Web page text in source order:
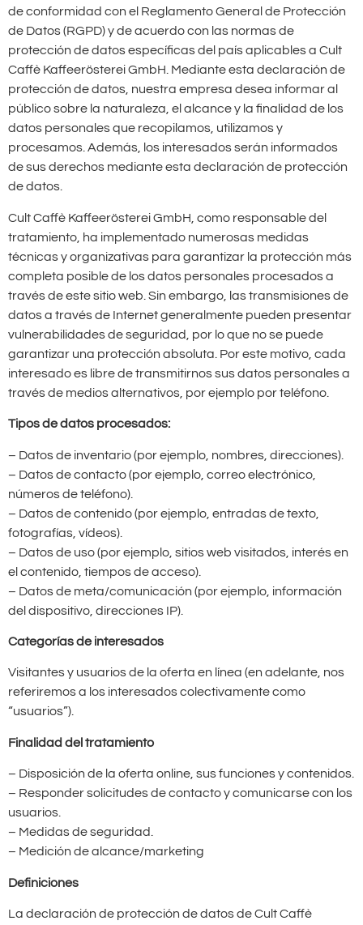
de conformidad con el Reglamento General de Protección
de Datos (RGPD) y de acuerdo con las normas de
protección de datos específicas del país aplicables a Cult
Caffè Kaffeerösterei GmbH. Mediante esta declaración de
protección de datos, nuestra empresa desea informar al
público sobre la naturaleza, el alcance y la finalidad de los
datos personales que recopilamos, utilizamos y
procesamos. Además, los interesados serán informados
de sus derechos mediante esta declaración de protección
de datos.
Cult Caffè Kaffeerösterei GmbH, como responsable del
tratamiento, ha implementado numerosas medidas
técnicas y organizativas para garantizar la protección más
completa posible de los datos personales procesados a
través de este sitio web. Sin embargo, las transmisiones de
datos a través de Internet generalmente pueden presentar
vulnerabilidades de seguridad, por lo que no se puede
garantizar una protección absoluta. Por este motivo, cada
interesado es libre de transmitirnos sus datos personales a
través de medios alternativos, por ejemplo por teléfono.
Tipos de datos procesados:
– Datos de inventario (por ejemplo, nombres, direcciones).
– Datos de contacto (por ejemplo, correo electrónico,
números de teléfono).
– Datos de contenido (por ejemplo, entradas de texto,
fotografías, vídeos).
– Datos de uso (por ejemplo, sitios web visitados, interés en
el contenido, tiempos de acceso).
– Datos de meta/comunicación (por ejemplo, información
del dispositivo, direcciones IP).
Categorías de interesados
Visitantes y usuarios de la oferta en línea (en adelante, nos
referiremos a los interesados colectivamente como
“usuarios”).
Finalidad del tratamiento
– Disposición de la oferta online, sus funciones y contenidos.
– Responder solicitudes de contacto y comunicarse con los
usuarios.
– Medidas de seguridad.
– Medición de alcance/marketing
Definiciones
La declaración de protección de datos de Cult Caffè